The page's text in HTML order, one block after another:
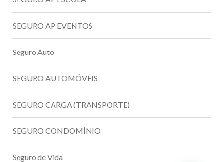
SEGURO AP EVENTOS
Seguro Auto
SEGURO AUTOMÓVEIS
SEGURO CARGA (TRANSPORTE)
SEGURO CONDOMÍNIO
Seguro de Vida